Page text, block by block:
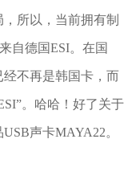
所以，当前拥有制
自德国ESI。在国
不再是韩国卡，而
。哈哈！好了关于
声卡MAYA22。